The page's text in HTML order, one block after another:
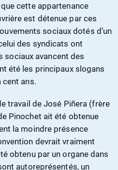
cette appartenance
est détenue par ces
sociaux dotés d’un
des syndicats ont
sociaux avancent des
été les principaux slogans
cent ans.
travail de José Piñera (frère
Pinochet ait été obtenue
la moindre présence
devrait vraiment
obtenu par un organe dans
autoreprésentés, un